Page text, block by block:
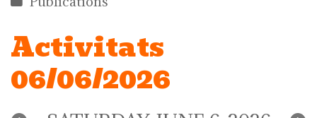
Activitats
06/06/2026